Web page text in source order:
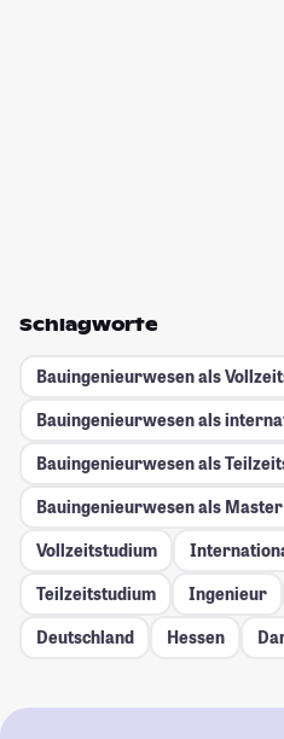
Schlagworte
Bauingenieurwesen als
Bauingenieurwesen als
Bauingenieurwesen als
Bauingenieurwesen als Master
Vollzeitstudium
Teilzeitstudium
Ingenieur
Deutschland
Hessen